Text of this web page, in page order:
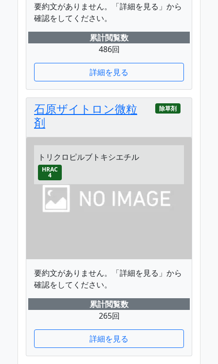
要約文がありません。「詳細を見る」から
確認をしてください。
累計閲覧数
486回
詳細を見る
石原ザイトロン微粒
剤
除草剤
トリクロピルブトキシエチル
HRAC
4
要約文がありません。「詳細を見る」から
確認をしてください。
累計閲覧数
265回
詳細を見る